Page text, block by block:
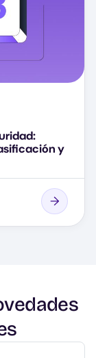
y